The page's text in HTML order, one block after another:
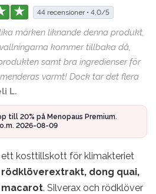
★ 44 recensioner • 4,0/5
märken liknande denna produkt,
kommer tillbaka då,
samt bra ingredienser för
varmt! Dock tar det flera
L.
till 20% på Menopaus Premium.
2026-08-09
ett kosttillskott för klimakteriet
dong quai,
. Silverax och rödklöver